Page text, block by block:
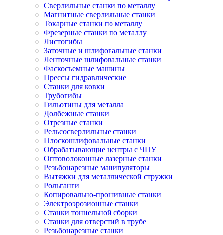
Сверлильные станки по металлу
Магнитные сверлильные станки
Токарные станки по металлу
Фрезерные станки по металлу
Листогибы
Заточные и шлифовальные станки
Ленточные шлифовальные станки
Фаскосъемные машины
Прессы гидравлические
Станки для ковки
Трубогибы
Гильотины для металла
Долбежные станки
Отрезные станки
Рельсосверлильные станки
Плоскошлифовальные станки
Обрабатывающие центры с ЧПУ
Оптоволоконные лазерные станки
Резьбонарезные манипуляторы
Вытяжки для металлической стружки
Рольганги
Копировально-прошивные станки
Электроэрозионные станки
Станки тоннельной сборки
Станки для отверстий в трубе
Резьбонарезные станки